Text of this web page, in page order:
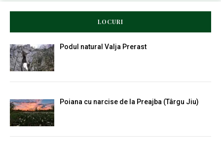
LOCURI
Podul natural Valja Prerast
Poiana cu narcise de la Preajba (Târgu Jiu)